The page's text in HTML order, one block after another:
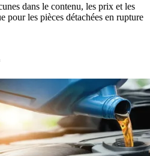
dans le contenu, les prix et les
pour les pièces détachées en rupture